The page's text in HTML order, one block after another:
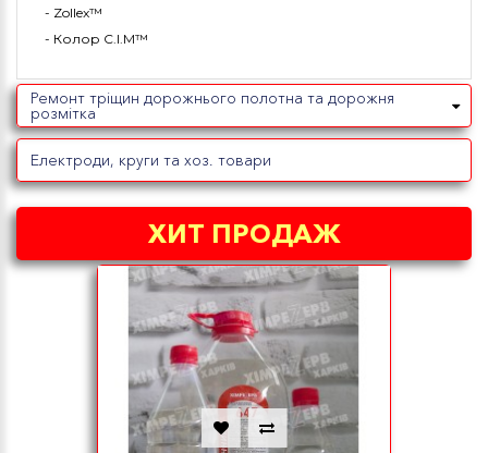
- Zollex™
- Колор С.І.М™
Ремонт тріщин дорожнього полотна та дорожня
розмітка
Електроди, круги та хоз. товари
ХИТ ПРОДАЖ